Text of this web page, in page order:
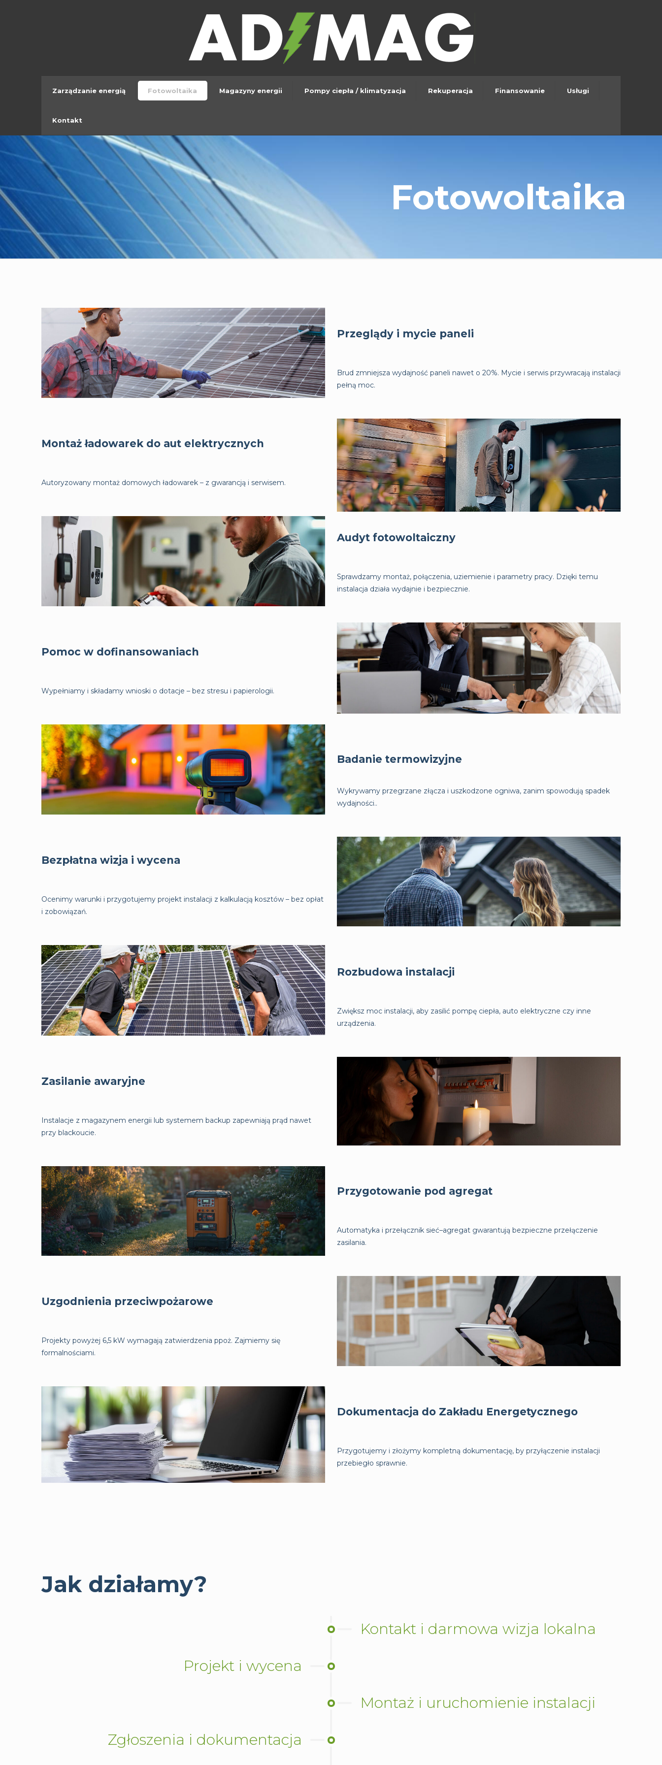
Zarządzanie energią Fotowoltaika Magazyny energii Pompy ciepła / klimatyzacja Rekuperacja Finansowanie Usługi
Kontakt
Fotowoltaika
Montaż ładowarek do aut elektrycznych
Autoryzowany montaż domowych ładowarek – z gwarancją i serwisem.
Pomoc w dofinansowaniach
Wypełniamy i składamy wnioski o dotacje – bez stresu i papierologii.
Bezpłatna wizja i wycena
Ocenimy warunki i przygotujemy projekt instalacji z kalkulacją kosztów – bez opłat
i zobowiązań.
Zasilanie awaryjne
Instalacje z magazynem energii lub systemem backup zapewniają prąd nawet
przy blackoucie.
Uzgodnienia przeciwpożarowe
Projekty powyżej 6,5 kW wymagają zatwierdzenia ppoż. Zajmiemy się
formalnościami.
Przeglądy i mycie paneli
Brud zmniejsza wydajność paneli nawet o 20%. Mycie i serwis przywracają instalacji
pełną moc.
Audyt fotowoltaiczny
Sprawdzamy montaż, połączenia, uziemienie i parametry pracy. Dzięki temu
instalacja działa wydajnie i bezpiecznie.
Badanie termowizyjne
Wykrywamy przegrzane złącza i uszkodzone ogniwa, zanim spowodują spadek
wydajności..
Rozbudowa instalacji
Zwiększ moc instalacji, aby zasilić pompę ciepła, auto elektryczne czy inne
urządzenia.
Przygotowanie pod agregat
Automatyka i przełącznik sieć–agregat gwarantują bezpieczne przełączenie
zasilania.
Dokumentacja do Zakładu Energetycznego
Przygotujemy i złożymy kompletną dokumentację, by przyłączenie instalacji
przebiegło sprawnie.
Jak działamy?
Kontakt i darmowa wizja lokalna
Projekt i wycena
Montaż i uruchomienie instalacji
Zgłoszenia i dokumentacja